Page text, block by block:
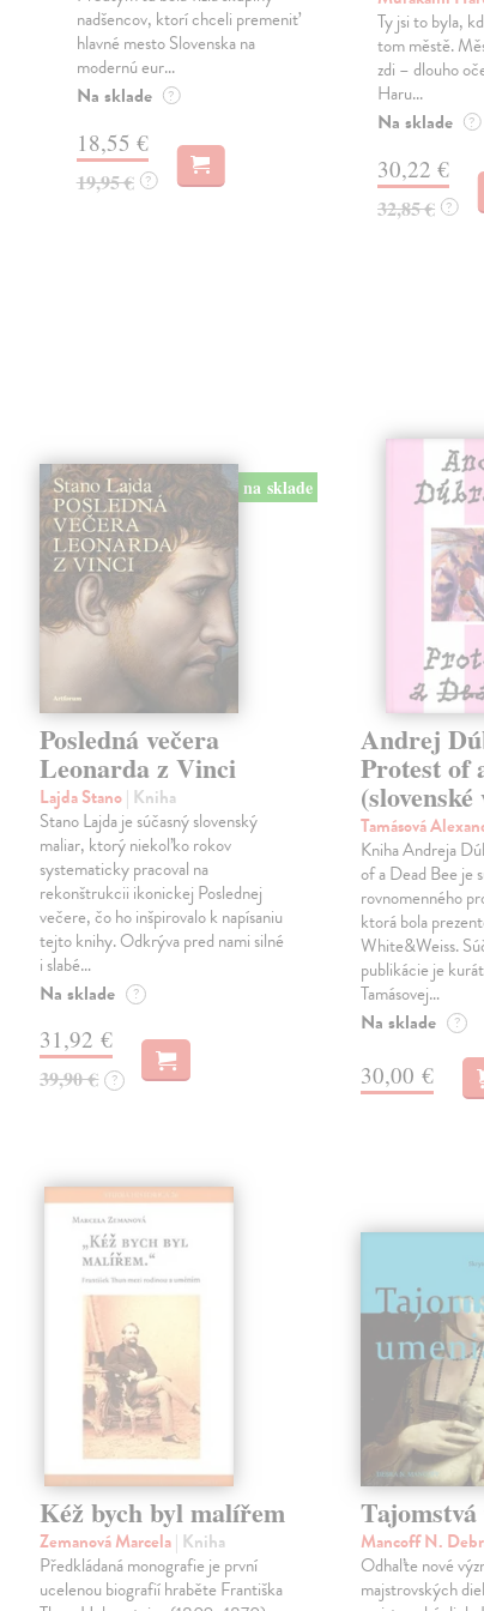
nadšencov, ktorí chceli premeniť
hlavné mesto Slovenska na
modernú eur...
Na sklade ?
18,55 €
19,95 € ?
Ty jsi to byla,
tom městě.
zdi – dlouho
Haru...
Na sklade ?
30,22 €
32,85 € ?
na sklade
Posledná večera
Leonarda z Vinci
Lajda Stano| Kniha
Stano Lajda je súčasný slovenský
maliar, ktorý niekoľko rokov
systematicky pracoval na
rekonštrukcii ikonickej Poslednej
večere, čo ho inšpirovalo k napísaniu
tejto knihy. Odkrýva pred nami silné
i slabé…
Na sklade ?
31,92 €
39,90 € ?
Andrej
Protest of
Tamásová
Kniha Andreja
of a Dead Bee je
rovnomenného
ktorá bola
White&Weiss.
publikácie je
Tamásovej…
Na sklade ?
30,00 €
Kéž bych byl malířem
Zemanová Marcela| Kniha
Předkládaná monografie je první
ucelenou biografií hraběte Františka
Mancoff N.
Odhaľte nové
majstrovských